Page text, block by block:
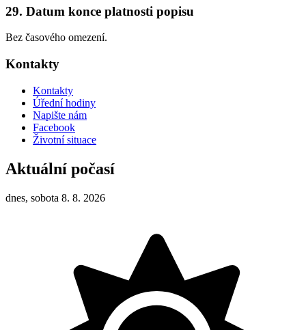
29. Datum konce platnosti popisu
Bez časového omezení.
Kontakty
Kontakty
Úřední hodiny
Napište nám
Facebook
Životní situace
Aktuální počasí
dnes, sobota 8. 8. 2026